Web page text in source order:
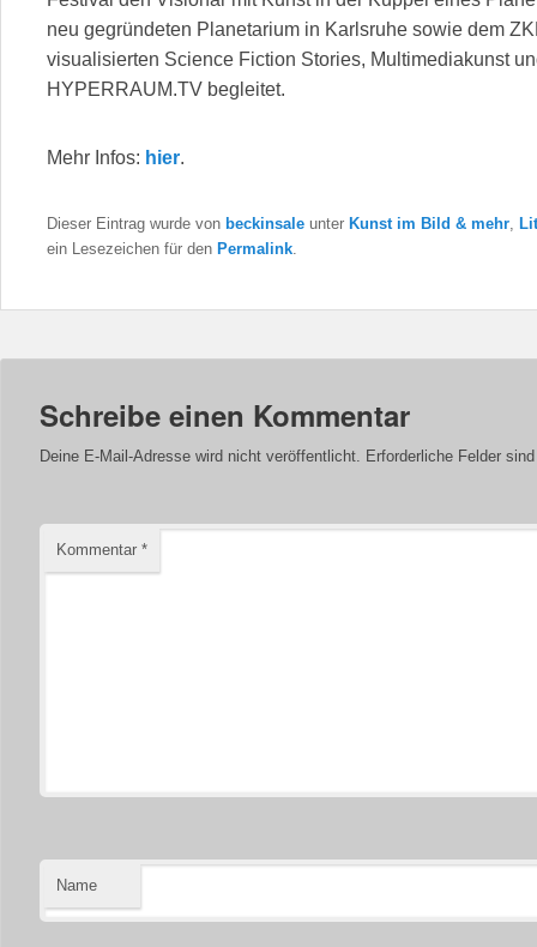
neu gegründeten Planetarium in Karlsruhe sowie dem
visualisierten Science Fiction Stories, Multimediakunst
HYPERRAUM.TV begleitet.
Mehr Infos: hier.
Dieser Eintrag wurde von beckinsale unter Kunst im Bild & mehr
ein Lesezeichen für den Permalink
Schreibe einen Kommentar
Deine E-Mail-Adresse wird nicht veröffentlicht. Erforderliche Felder
Kommentar *
Name